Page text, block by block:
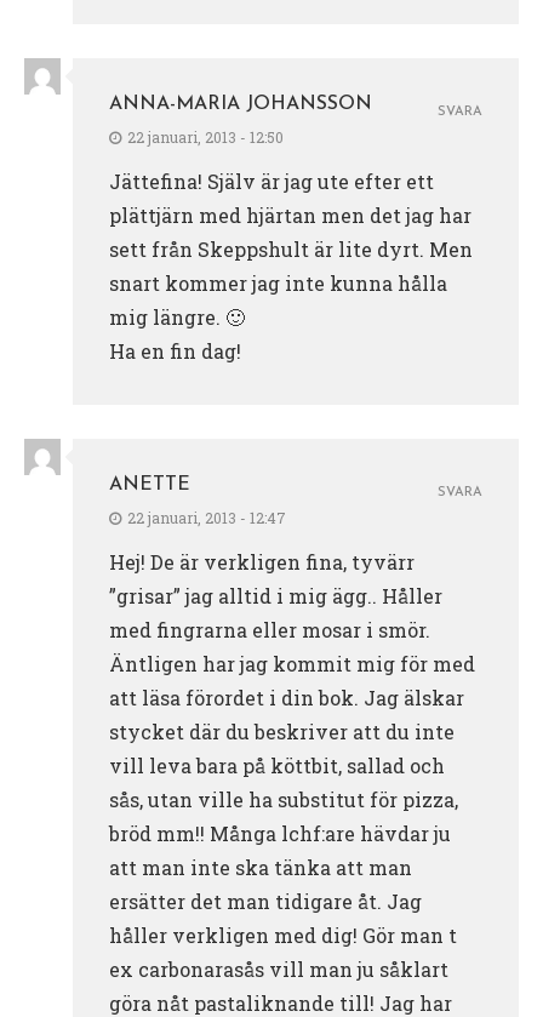
ANNA-MARIA JOHANSSON
22 januari, 2013 - 12:50
Jättefina! Själv är jag ute efter ett
plättjärn med hjärtan men det jag har
sett från Skeppshult är lite dyrt. Men
snart kommer jag inte kunna hålla
mig längre. 🙂
Ha en fin dag!
SVARA
ANETTE
22 januari, 2013 - 12:47
Hej! De är verkligen fina, tyvärr
”grisar” jag alltid i mig ägg.. Håller
med fingrarna eller mosar i smör.
Äntligen har jag kommit mig för med
att läsa förordet i din bok. Jag älskar
stycket där du beskriver att du inte
vill leva bara på köttbit, sallad och
sås, utan ville ha substitut för pizza,
bröd mm!! Många lchf:are hävdar ju
att man inte ska tänka att man
ersätter det man tidigare åt. Jag
håller verkligen med dig! Gör man t
ex carbonarasås vill man ju såklart
göra nåt pastaliknande till! Jag har
SVARA